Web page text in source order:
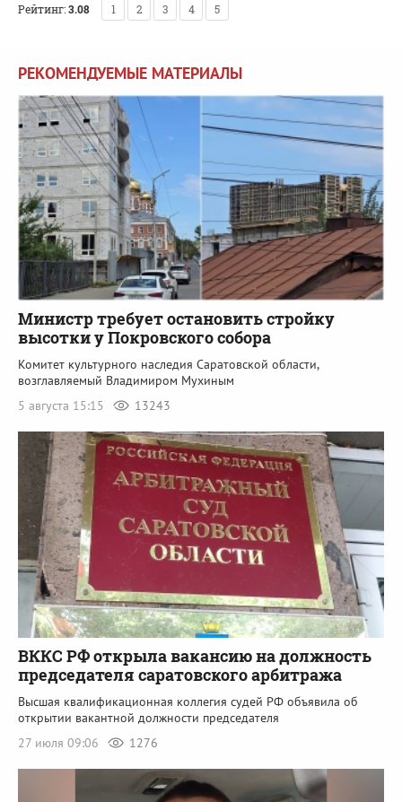
Рейтинг:3.08 1 2 3 4 5
РЕКОМЕНДУЕМЫЕ МАТЕРИАЛЫ
Министр требует остановить стройку
высотки у Покровского собора
Комитет культурного наследия Саратовской области,
возглавляемый Владимиром Мухиным
5 августа 15:15
13243
ВККС РФ открыла вакансию на должность
председателя саратовского арбитража
Высшая квалификационная коллегия судей РФ объявила об
открытии вакантной должности председателя
27 июля 09:06
1276